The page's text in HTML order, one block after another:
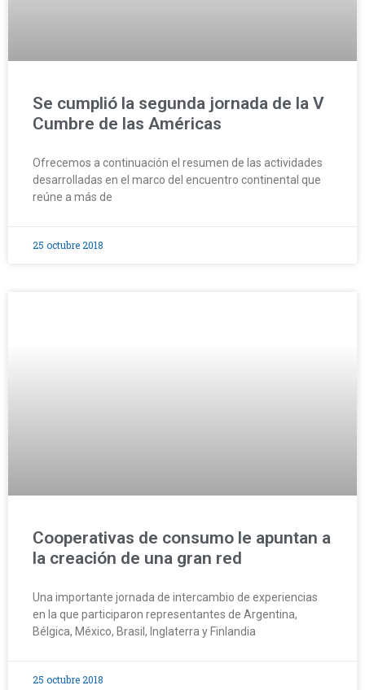
Se cumplió la segunda jornada de la V
Cumbre de las Américas
Ofrecemos a continuación el resumen de las actividades
desarrolladas en el marco del encuentro continental que
reúne a más de
25 octubre 2018
Cooperativas de consumo le apuntan a
la creación de una gran red
Una importante jornada de intercambio de experiencias
en la que participaron representantes de Argentina,
Bélgica, México, Brasil, Inglaterra y Finlandia
25 octubre 2018